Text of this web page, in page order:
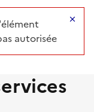
autorisée